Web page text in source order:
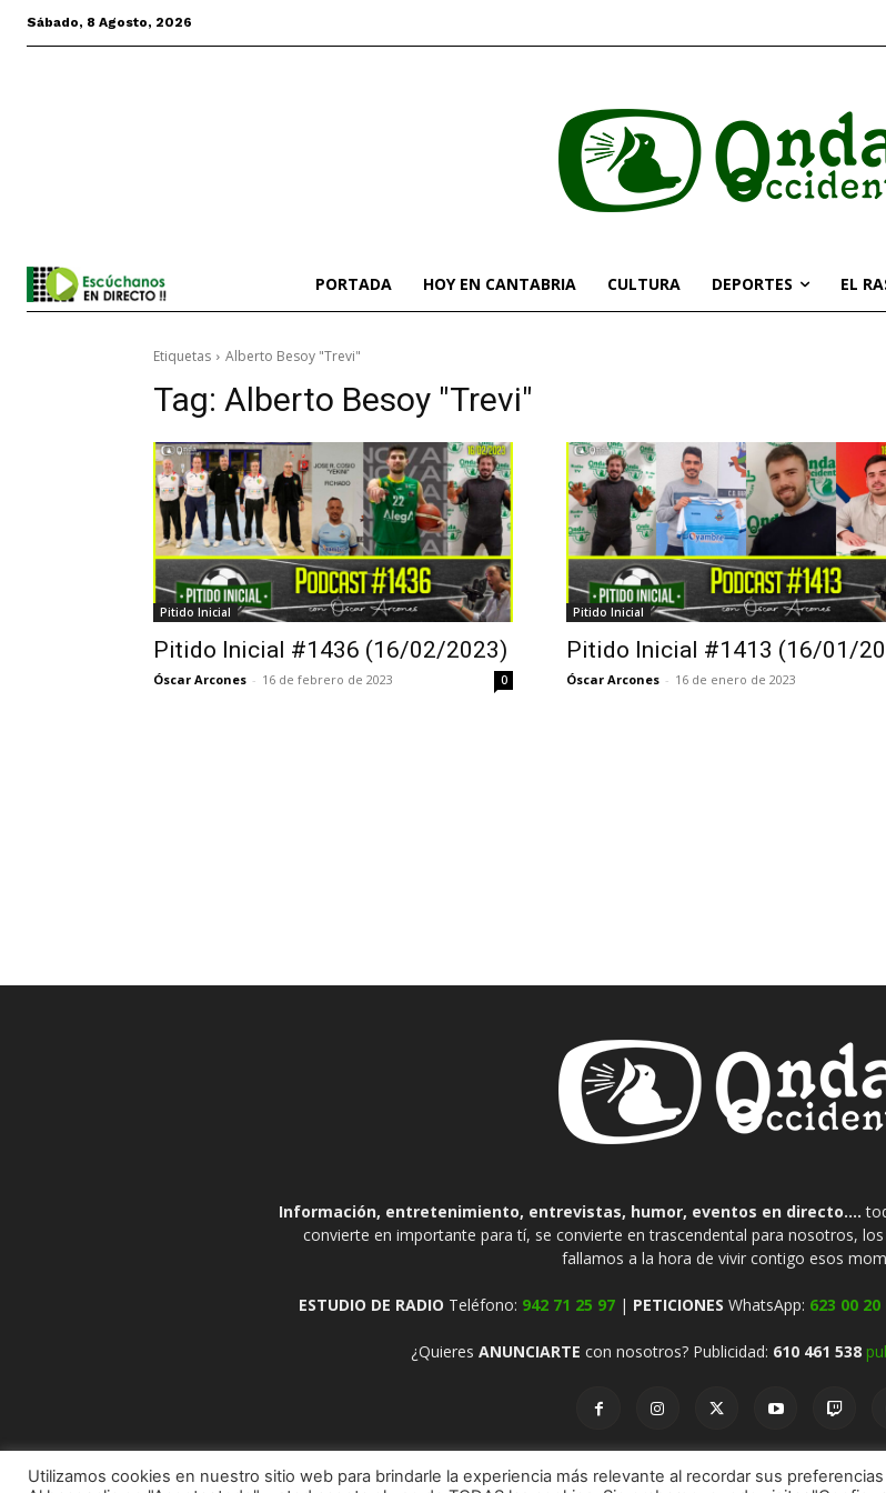
Sábado, 8 Agosto, 2026
PORTADA HOY EN CANTABRIA CULTURA DEPORTES EL
Etiquetas Alberto Besoy "Trevi"
Tag: Alberto Besoy "Trevi"
Pitido Inicial
Pitido Inicial #1436 (16/02/2023)
Óscar Arcones - 16 de febrero de 2023 0
Pitido Inicial
Pitido Inicial #1413 (16/01/
Óscar Arcones - 16 de enero de 2023
Información, entretenimiento, entrevistas, humor, eventos en directo....
convierte en importante para tí, se convierte en trascendental para nosotros,
fallamos a la hora de vivir contigo esos
ESTUDIO DE RADIO Teléfono: 942 71 25 97| PETICIONES WhatsApp: 623 00 20
¿Quieres ANUNCIARTE con nosotros? Publicidad: 610 461 538
Utilizamos cookies en nuestro sitio web para brindarle la experiencia más relevante al recordar sus